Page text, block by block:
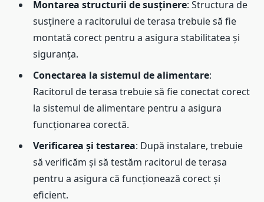
Montarea structurii de susținere: Structura de
susținere a racitorului de terasa trebuie să fie
montată corect pentru a asigura stabilitatea și
siguranța.
Conectarea la sistemul de alimentare:
Racitorul de terasa trebuie să fie conectat corect
la sistemul de alimentare pentru a asigura
funcționarea corectă.
Verificarea și testarea: După instalare, trebuie
să verificăm și să testăm racitorul de terasa
pentru a asigura că funcționează corect și
eficient.